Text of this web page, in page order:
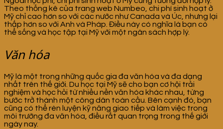
Theo thống kê của trang web Numbeo, chi phí sinh hoạt ở
Mỹ chỉ cao hơn so với các nước như Canada và Úc, nhưng lại
thấp hơn so với Anh và Pháp. Điều này có nghĩa là bạn có
thể sống và học tập tại Mỹ với một ngân sách hợp lý.
Văn hóa
Mỹ là một trong những quốc gia đa văn hóa và đa dạng
nhất trên thế giới. Du học tại Mỹ sẽ cho bạn cơ hội trải
nghiệm và học hỏi từ nhiều nền văn hóa khác nhau, từng
bước trở thành một công dân toàn cầu. Bên cạnh đó, bạn
cũng có thể rèn luyện kỹ năng giao tiếp và làm việc trong
môi trường đa văn hóa, điều rất quan trọng trong thế giới
ngày nay.